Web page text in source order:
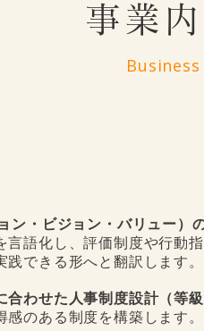
事業
Business
ン・ビジョン・バリュー）
語化し、評価制度や行動指
できる形へと翻訳します。
合わせた人事制度設計（等
のある制度を構築します。